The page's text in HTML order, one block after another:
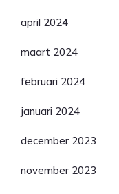
april 2024
maart 2024
februari 2024
januari 2024
december 2023
november 2023